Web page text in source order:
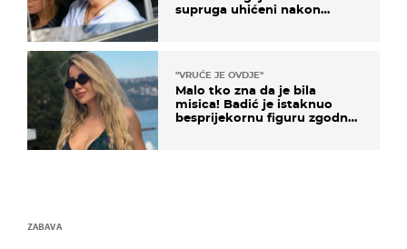
supruga uhićeni nakon
"VRUĆE JE OVDJE"
Malo tko zna da je bila
misica! Badić je istaknuo
besprijekornu figuru zgodne
ZABAVA